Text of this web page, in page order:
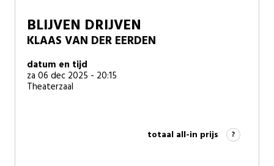
BLIJVEN DRIJVEN
KLAAS VAN DER EERDEN
datum en tijd
za 06 dec 2025 - 20:15
Theaterzaal
totaal all-in prijs ?